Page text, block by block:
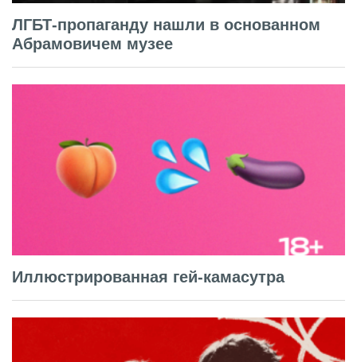
ЛГБТ-пропаганду нашли в основанном
Абрамовичем музее
Иллюстрированная гей-камасутра